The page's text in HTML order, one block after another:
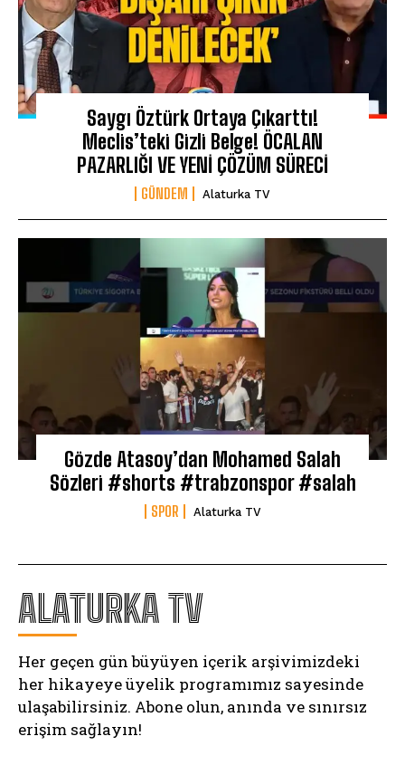
Saygı Öztürk Ortaya Çıkarttı!
Meclis’teki Gizli Belge! ÖCALAN
PAZARLIĞI VE YENİ ÇÖZÜM SÜRECİ
GÜNDEM Alaturka TV
Gözde Atasoy’dan Mohamed Salah
Sözleri #shorts #trabzonspor #salah
SPOR Alaturka TV
ALATURKA TV
Her geçen gün büyüyen içerik arşivimizdeki
her hikayeye üyelik programımız sayesinde
ulaşabilirsiniz. Abone olun, anında ve sınırsız
erişim sağlayın!